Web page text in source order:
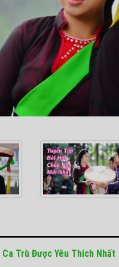
Ca Trù Được Yêu Thích Nhất